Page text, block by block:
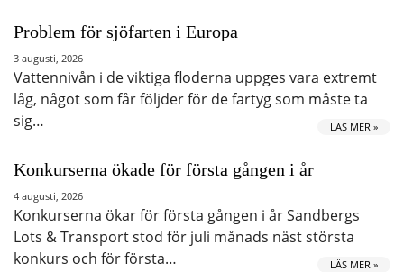
Problem för sjöfarten i Europa
3 augusti, 2026
Vattennivån i de viktiga floderna uppges vara extremt
låg, något som får följder för de fartyg som måste ta
sig…
LÄS MER »
Konkurserna ökade för första gången i år
4 augusti, 2026
Konkurserna ökar för första gången i år Sandbergs
Lots & Transport stod för juli månads näst största
konkurs och för första…
LÄS MER »